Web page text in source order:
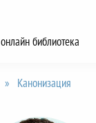
онлайн библиотека
» Канонизация